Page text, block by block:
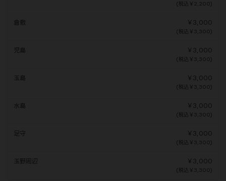
(税込￥2,200)
倉敷 ￥3,000
(税込￥3,300)
児島 ￥3,000
(税込￥3,300)
玉島 ￥3,000
(税込￥3,300)
水島 ￥3,000
(税込￥3,300)
足守 ￥3,000
(税込￥3,300)
玉野周辺 ￥3,000
(税込￥3,300)